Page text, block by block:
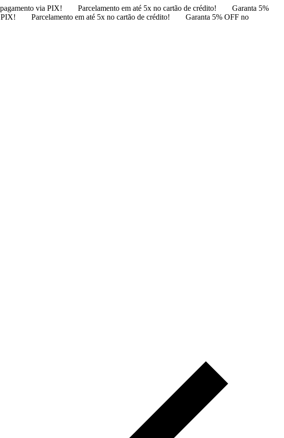
via PIX! Parcelamento em até 5x no cartão de crédito!
Garanta 5%
PIX! Parcelamento em até 5x no cartão de crédito!
Garanta 5% OFF no